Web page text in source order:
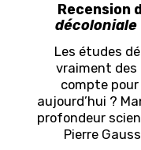
Recension
décoloniale
Les études
vraiment des
compte
aujourd’hui ?
profondeur
Pierre